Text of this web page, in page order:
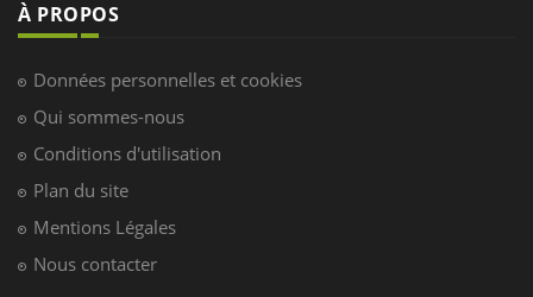
À PROPOS
Données personnelles et cookies
Qui sommes-nous
Conditions d'utilisation
Plan du site
Mentions Légales
Nous contacter